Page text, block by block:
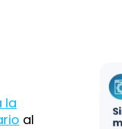
la
al